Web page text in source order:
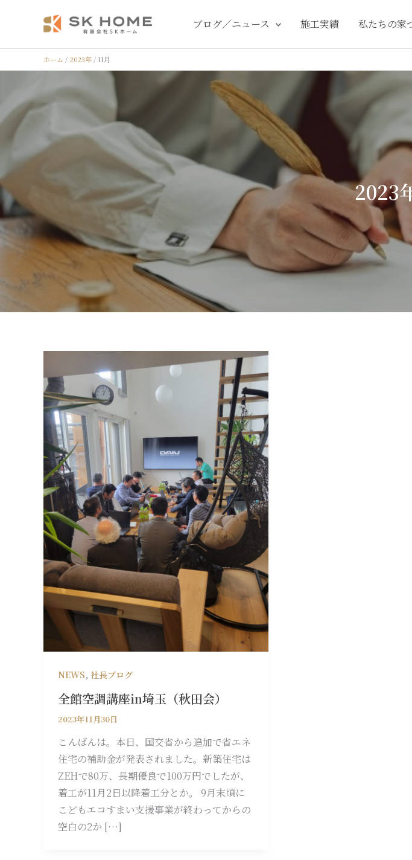
キ
ブログ／ニュース 施工実績 私たちの家
ホーム 2023年 11月
2023
NEWS, 社⻑ブログ
全館空調講座in埼玉（秋田会）
2023年11月30日
こんばんは。本日、国交省から追加で省エネ
住宅の補助金が発表されました。新築住宅は
ZEHで80万、長期優良で100万円でしたが、
着工が11月2日以降着工分とか。 9月末頃に
こどもエコすまい支援事業が終わってからの
空白の2か […]